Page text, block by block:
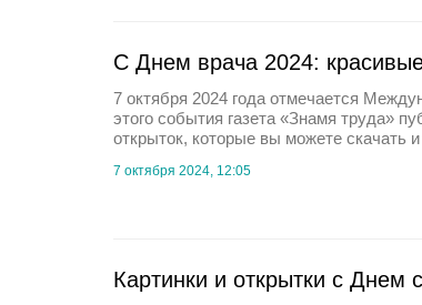
С Днем врача 2024:
7 октября 2024 года отмечается
этого события газета «Знамя труда»
открыток, которые вы можете скачать
7 октября 2024, 12:05
Картинки и открытки с Днем